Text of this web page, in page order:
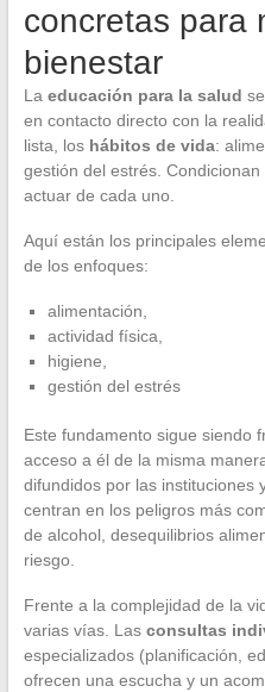
concretas para
bienestar
La educación para la salud
en contacto directo con la
lista, los hábitos de vida:
gestión del estrés.
actuar de cada uno.
Aquí están los principales
de los enfoques:
alimentación,
actividad física,
higiene,
gestión del estrés
Este fundamento sigue siendo
acceso a él de la misma
difundidos por las instituciones
centran en los peligros más
de alcohol, desequilibrios
riesgo.
Frente a la complejidad de la
varias vías. Las consultas
especializados (planificación,
ofrecen una escucha y un